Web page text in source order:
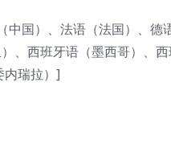
中国）、法语（法国）、
、西班牙语（墨西哥）、
内瑞拉）]